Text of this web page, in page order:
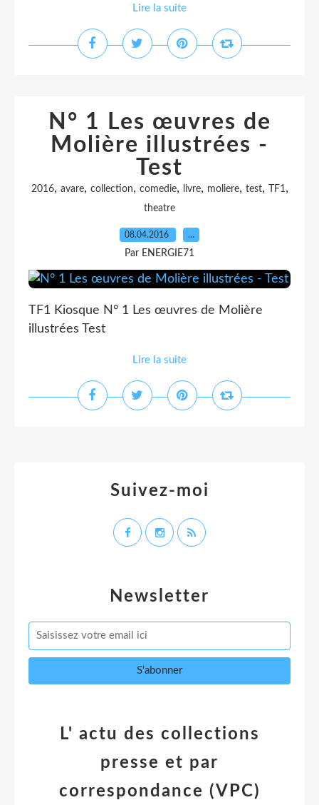
Lire la suite
N° 1 Les œuvres de
Molière illustrées -
Test
2016, avare, collection, comedie, livre, moliere, test, TF1,
theatre
08.04.2016 …
Par ENERGIE71
TF1 Kiosque N° 1 Les œuvres de Molière
illustrées Test
Lire la suite
Newsletter
L' actu des collections
presse et par
correspondance (VPC)
Suivez-moi